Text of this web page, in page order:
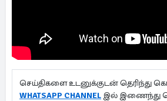
செய்திகளை உடனுக்குடன் தெரிந்து
WHATSAPP CHANNEL இல் இணைந்து